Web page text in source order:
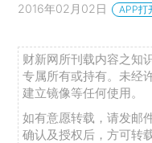
2016年02月02日 APP打
财新网所刊载内容之知
专属所有或持有。未经
建立镜像等任何使用。
如有意愿转载，请发邮
确认及授权后，方可转载